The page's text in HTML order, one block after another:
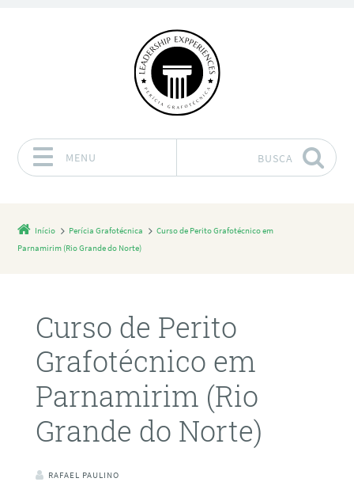
MENU BUSCA
Início Perícia Grafotécnica
Curso de Perito Grafotécnico em
Parnamirim (Rio Grande do Norte)
Curso de Perito
Grafotécnico em
Parnamirim (Rio
Grande do Norte)
RAFAEL PAULINO